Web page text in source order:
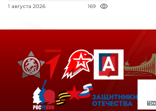
1 августа 2026 169